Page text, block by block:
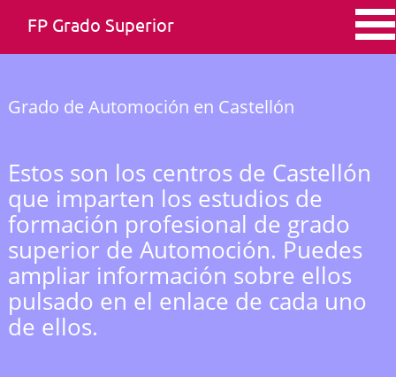
FP Grado Superior
Grado de Automoción en Castellón
Estos son los centros de Castellón
que imparten los estudios de
formación profesional de grado
superior de Automoción. Puedes
ampliar información sobre ellos
pulsado en el enlace de cada uno
de ellos.